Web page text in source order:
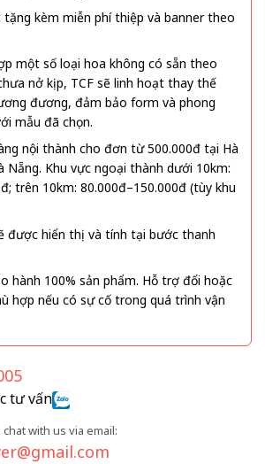
tặng kèm miễn phí thiệp và banner theo
một số loại hoa không có sẵn theo
nở kịp, TCF sẽ linh hoạt thay thế
đương, đảm bảo form và phong
mẫu đã chọn.
nội thành cho đơn từ 500.000đ tại Hà
Nẵng. Khu vực ngoại thành dưới 10km:
trên 10km: 80.000đ–150.000đ (tùy khu
được hiển thị và tính tại bước thanh
hành 100% sản phẩm. Hỗ trợ đổi hoặc
hợp nếu có sự cố trong quá trình vận
tư vấn
with us via email: